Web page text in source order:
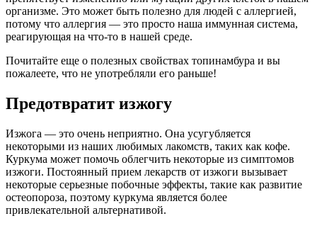
организме. Это может быть полезно для людей с аллергией,
потому что аллергия — это просто наша иммунная система,
реагирующая на что-то в нашей среде.
Почитайте еще о полезных свойствах топинамбура и вы
пожалеете, что не употребляли его раньше!
Предотвратит изжогу
Изжога — это очень неприятно. Она усугубляется
некоторыми из наших любимых лакомств, таких как кофе.
Куркума может помочь облегчить некоторые из симптомов
изжоги. Постоянный прием лекарств от изжоги вызывает
некоторые серьезные побочные эффекты, такие как развитие
остеопороза, поэтому куркума является более
привлекательной альтернативой.